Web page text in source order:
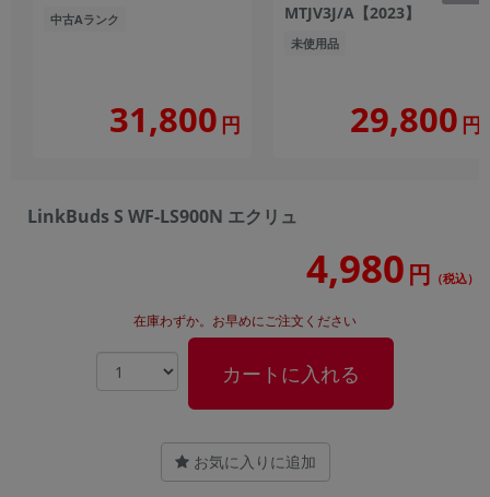
中古Aランク
31,800 円
MTJV3J/A【2023】
未使用品
29,800 円
LinkBuds S WF-LS900N エクリュ
4,980 円 （税込）
在庫わずか。お早めにご注文ください
カートに入れる
お気に入りに追加